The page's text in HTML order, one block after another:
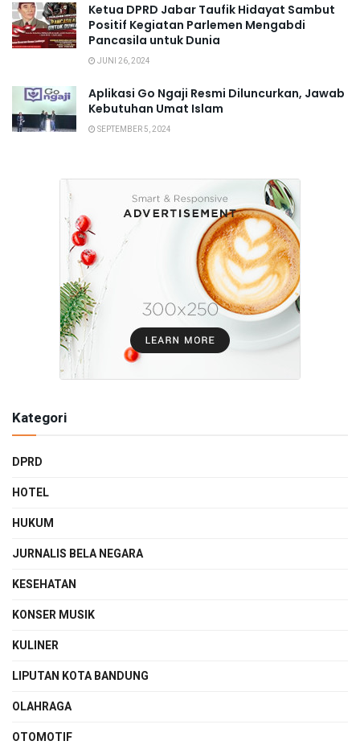
Ketua DPRD Jabar Taufik Hidayat Sambut
Positif Kegiatan Parlemen Mengabdi
Pancasila untuk Dunia
JUNI 26, 2024
Aplikasi Go Ngaji Resmi Diluncurkan, Jawab
Kebutuhan Umat Islam
SEPTEMBER 5, 2024
Kategori
DPRD
HOTEL
HUKUM
JURNALIS BELA NEGARA
KESEHATAN
KONSER MUSIK
KULINER
LIPUTAN KOTA BANDUNG
OLAHRAGA
OTOMOTIF